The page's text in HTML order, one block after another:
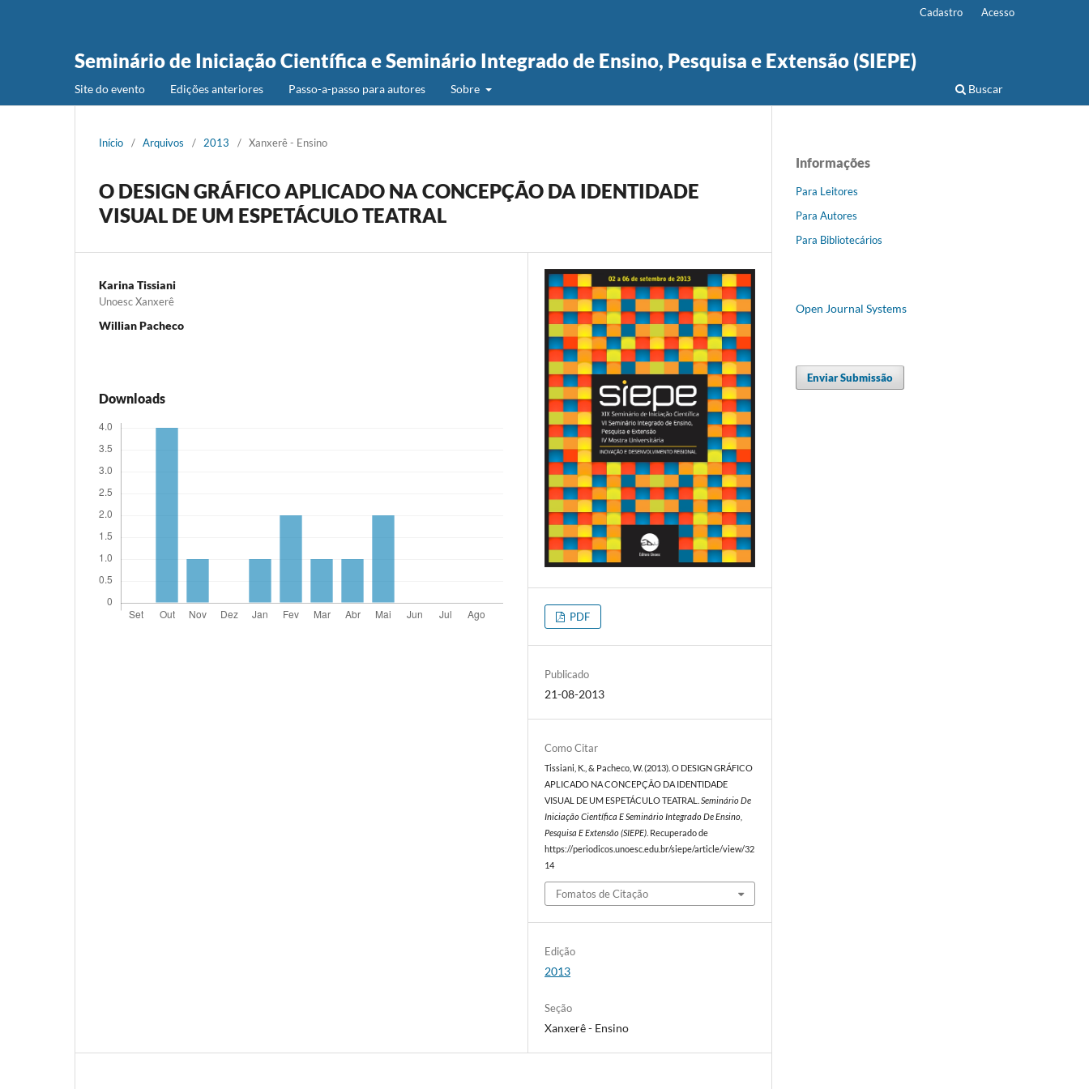
Seminário de Iniciação Científica e Seminário Integrado de Ensino, Pesquisa e Extensão (SIEPE)
Site do evento Edições anteriores Passo-a-passo para autores Sobre Buscar
Cadastro Acesso
Início / Arquivos / 2013 / Xanxerê - Ensino
O DESIGN GRÁFICO APLICADO NA CONCEPÇÃO DA IDENTIDADE
VISUAL DE UM ESPETÁCULO TEATRAL
Karina Tissiani
Unoesc Xanxerê
Willian Pacheco
Downloads
PDF
Publicado
21-08-2013
Como Citar
Tissiani, K., & Pacheco, W. (2013). O DESIGN GRÁFICO
APLICADO NA CONCEPÇÃO DA IDENTIDADE
VISUAL DE UM ESPETÁCULO TEATRAL.Seminário De
Iniciação Científica E Seminário Integrado De Ensino,
Pesquisa E Extensão (SIEPE) . Recuperado de
https://periodicos.unoesc.edu.br/siepe/article/view/32
14
Fomatos de Citação
Edição
2013
Seção
Xanxerê - Ensino
Informações
Para Leitores
Para Autores
Para Bibliotecários
Open Journal Systems
Enviar Submissão